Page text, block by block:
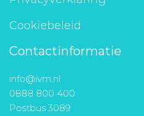
Cookiebeleid
Contactinformatie
info@ivm.nl
0888 800 400
Postbus 3089